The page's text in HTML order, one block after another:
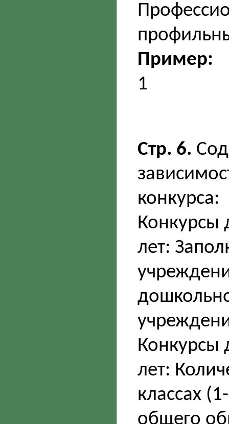
Пример:
1
Стр. 6.
конкурса:
Конкурсы
лет:
Конкурсы
лет:
классах
общего